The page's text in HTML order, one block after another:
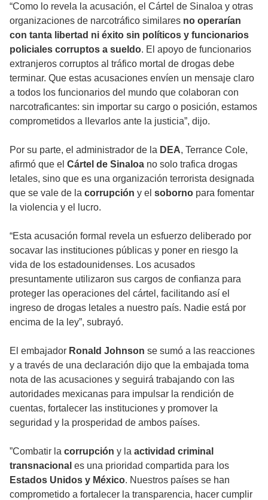
“Como lo revela la acusación, el Cártel de Sinaloa y otras
organizaciones de narcotráfico similares no operarían
con tanta libertad ni éxito sin políticos y funcionarios
policiales corruptos a sueldo. El apoyo de funcionarios
extranjeros corruptos al tráfico mortal de drogas debe
terminar. Que estas acusaciones envíen un mensaje claro
a todos los funcionarios del mundo que colaboran con
narcotraficantes: sin importar su cargo o posición, estamos
comprometidos a llevarlos ante la justicia”, dijo.
Por su parte, el administrador de la DEA, Terrance Cole,
afirmó que el Cártel de Sinaloa no solo trafica drogas
letales, sino que es una organización terrorista designada
que se vale de la corrupción y el soborno para fomentar
la violencia y el lucro.
“Esta acusación formal revela un esfuerzo deliberado por
socavar las instituciones públicas y poner en riesgo la
vida de los estadounidenses. Los acusados
presuntamente utilizaron sus cargos de confianza para
proteger las operaciones del cártel, facilitando así el
ingreso de drogas letales a nuestro país. Nadie está por
encima de la ley”, subrayó.
El embajador Ronald Johnson se sumó a las reacciones
y a través de una declaración dijo que la embajada toma
nota de las acusaciones y seguirá trabajando con las
autoridades mexicanas para impulsar la rendición de
cuentas, fortalecer las instituciones y promover la
seguridad y la prosperidad de ambos países.
”Combatir la corrupción y la actividad criminal
transnacional es una prioridad compartida para los
Estados Unidos y México. Nuestros países se han
comprometido a fortalecer la transparencia, hacer cumplir